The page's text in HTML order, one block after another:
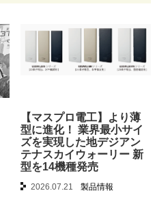
【マスプロ電工】より薄
型に進化！ 業界最小サイ
ズを実現した地デジアン
テナスカイウォーリー 新
型を14機種発売
2026.07.21 製品情報